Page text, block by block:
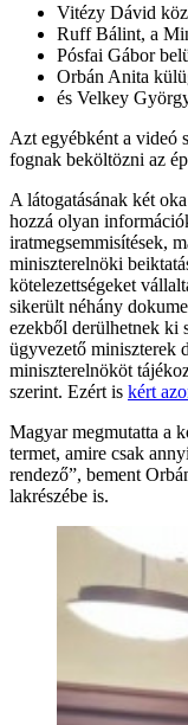
Vitézy Dávid
Ruff Bálint, a
Pósfai Gábor
Orbán Anita
és Velkey
Azt egyébként a videó
fognak beköltözni az
A látogatásának két
hozzá olyan
iratmegsemmisítések,
miniszterelnöki
kötelezettségeket
sikerült néhány
ezekből derülhetnek ki
ügyvezető miniszterek
miniszterelnököt
szerint. Ezért is kért
Magyar megmutatta a
termet, amire csak
rendező”, bement
lakrészébe is.